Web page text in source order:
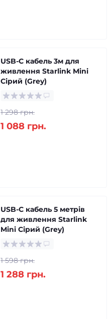
USB-C кабель 3м для
живлення Starlink Mini
Сірий (Grey)
1 298 грн.
1 088 грн.
USB-C кабель 5 метрів
для живлення Starlink
Mini Сірий (Grey)
1 598 грн.
1 288 грн.